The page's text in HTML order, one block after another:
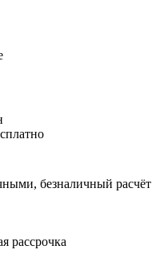
безналичный расчёт
рассрочка